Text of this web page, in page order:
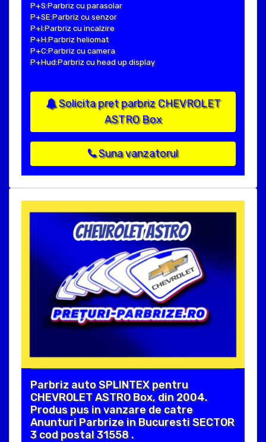
P+S:Parbriz cu parasolar
P+SE:Parbriz cu senzor
P+I:Parbriz cu incalzire
P+H:Parbriz heliomat
P+C:Parbriz cu camera
P+Hud:Parbriz cu head up display
Solicita pret parbriz CHEVROLET
ASTRO Box
Suna vanzatorul
Parbriz auto SPLINTEX pentru
CHEVROLET ASTRO Box, din 2004.
Produs pus in vanzare de catre
Anunturi Parbrize in Bucuresti SECTOR
3 cod postal 31558 .